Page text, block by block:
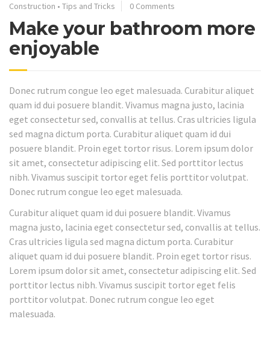
Construction • Tips and Tricks 0 Comments
Make your bathroom more
enjoyable
Donec rutrum congue leo eget malesuada. Curabitur aliquet
quam id dui posuere blandit. Vivamus magna justo, lacinia
eget consectetur sed, convallis at tellus. Cras ultricies ligula
sed magna dictum porta. Curabitur aliquet quam id dui
posuere blandit. Proin eget tortor risus. Lorem ipsum dolor
sit amet, consectetur adipiscing elit. Sed porttitor lectus
nibh. Vivamus suscipit tortor eget felis porttitor volutpat.
Donec rutrum congue leo eget malesuada.
Curabitur aliquet quam id dui posuere blandit. Vivamus
magna justo, lacinia eget consectetur sed, convallis at tellus.
Cras ultricies ligula sed magna dictum porta. Curabitur
aliquet quam id dui posuere blandit. Proin eget tortor risus.
Lorem ipsum dolor sit amet, consectetur adipiscing elit. Sed
porttitor lectus nibh. Vivamus suscipit tortor eget felis
porttitor volutpat. Donec rutrum congue leo eget
malesuada.